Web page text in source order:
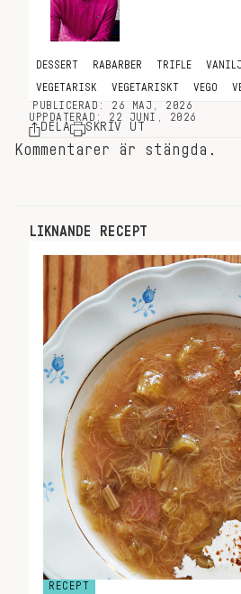
DESSERT RABARBER TRIFLE VANILJ
VEGETARISK VEGETARISKT VEGO
PUBLICERAD: 26 MAJ, 2026
UPPDATERAD: 22 JUNI, 2026
DELA SKRIV UT
Kommentarer är stängda.
LIKNANDE RECEPT
RECEPT